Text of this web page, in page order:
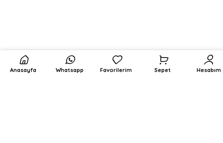
Anasayfa Whatsapp Favorilerim Sepet Hesabım